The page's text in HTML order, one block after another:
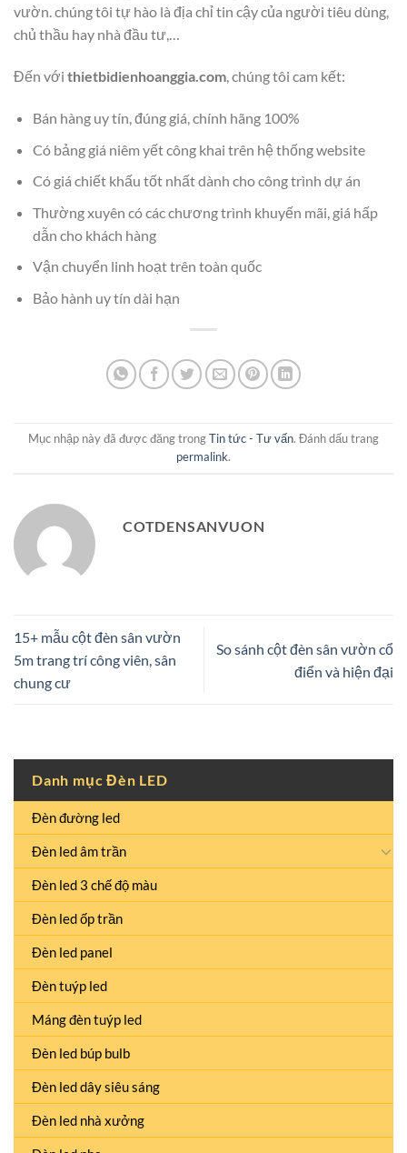
vườn. chúng tôi tự hào là địa chỉ tin cậy của người tiêu dùng,
chủ thầu hay nhà đầu tư,…
Đến với thietbidienhoanggia.com, chúng tôi cam kết:
Bán hàng uy tín, đúng giá, chính hãng 100%
Có bảng giá niêm yết công khai trên hệ thống website
Có giá chiết khấu tốt nhất dành cho công trình dự án
Thường xuyên có các chương trình khuyến mãi, giá hấp
dẫn cho khách hàng
Vận chuyển linh hoạt trên toàn quốc
Bảo hành uy tín dài hạn
Mục nhập này đã được đăng trongTin tức - Tư vấn. Đánh dấu trang
permalink.
COTDENSANVUON
15+ mẫu cột đèn sân vườn
5m trang trí công viên, sân
chung cư
So sánh cột đèn sân vườn cổ
điển và hiện đại
Danh mục Đèn LED
Đèn đường led
Đèn led âm trần
Đèn led 3 chế độ màu
Đèn led ốp trần
Đèn led panel
Đèn tuýp led
Máng đèn tuýp led
Đèn led búp bulb
Đèn led dây siêu sáng
Đèn led nhà xưởng